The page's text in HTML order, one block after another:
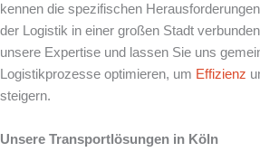
kennen die spezifischen
der Logistik in einer großen Stadt
unsere Expertise und lassen Sie uns
Logistikprozesse optimieren, um Effizienz
steigern.
Unsere Transportlösungen in Köln